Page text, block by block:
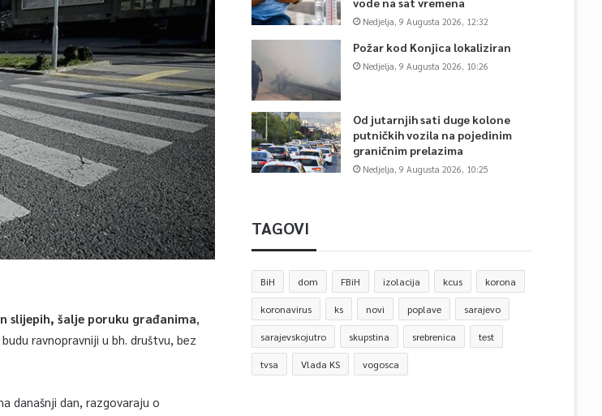
slijepih, šalje poruku građanima,
ravnopravniji u bh. društvu, bez
današnji dan, razgovaraju o
Nedjelja, 9 Augusta 2026, 12:32
Požar kod Konjica lokaliziran
Nedjelja, 9 Augusta 2026, 10:26
Od jutarnjih sati duge kolone
putničkih vozila na pojedinim
graničnim prelazima
Nedjelja, 9 Augusta 2026, 10:25
TAGOVI
BiH dom FBiH izolacija kcus korona
koronavirus ks novi poplave sarajevo
sarajevskojutro skupstina srebrenica test
tvsa Vlada KS vogosca